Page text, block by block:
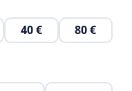
40 € 80 €